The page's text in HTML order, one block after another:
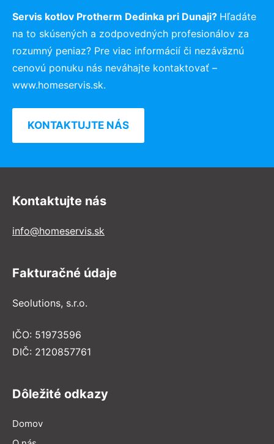
Servis kotlov Protherm Dedinka pri Dunaji? Hľadáte
na to skúsených a zodpovedných profesionálov za
rozumný peniaz? Pre viac informácií či nezáväznú
cenovú ponuku nás neváhajte kontaktovať –
www.homeservis.sk.
KONTAKTUJTE NÁS
Kontaktujte nás
info@homeservis.sk
Fakturačné údaje
Seolutions, s.r.o.
IČO: 51973596
DIČ: 2120857761
Dôležité odkazy
Domov